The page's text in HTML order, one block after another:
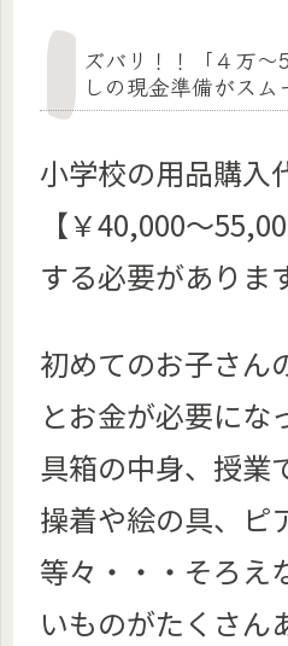
ズバリ！！「４万
しの現金準備がスム
小学校の用品購入
【￥40,000～
する必要がありま
初めてのお子さん
とお金が必要にな
具箱の中身、授業
操着や絵の具、ピ
等々・・・そろえ
いものがたくさん